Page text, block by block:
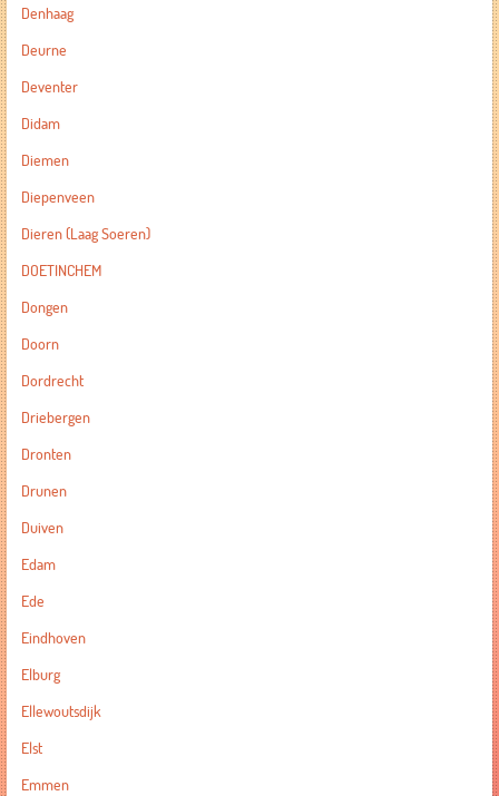
Denhaag
Deurne
Deventer
Didam
Diemen
Diepenveen
Dieren (Laag Soeren)
DOETINCHEM
Dongen
Doorn
Dordrecht
Driebergen
Dronten
Drunen
Duiven
Edam
Ede
Eindhoven
Elburg
Ellewoutsdijk
Elst
Emmen